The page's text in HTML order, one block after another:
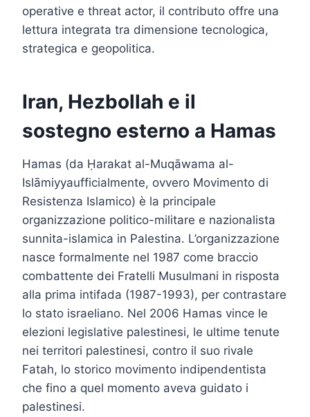
operative e threat actor, il contributo offre una
lettura integrata tra dimensione tecnologica,
strategica e geopolitica.
Iran, Hezbollah e il
sostegno esterno a Hamas
Hamas (da Ḥarakat al-Muqāwama al-
Islāmiyyaufficialmente, ovvero Movimento di
Resistenza Islamico) è la principale
organizzazione politico-militare e nazionalista
sunnita-islamica in Palestina. L’organizzazione
nasce formalmente nel 1987 come braccio
combattente dei Fratelli Musulmani in risposta
alla prima intifada (1987-1993), per contrastare
lo stato israeliano. Nel 2006 Hamas vince le
elezioni legislative palestinesi, le ultime tenute
nei territori palestinesi, contro il suo rivale
Fatah, lo storico movimento indipendentista
che fino a quel momento aveva guidato i
palestinesi.